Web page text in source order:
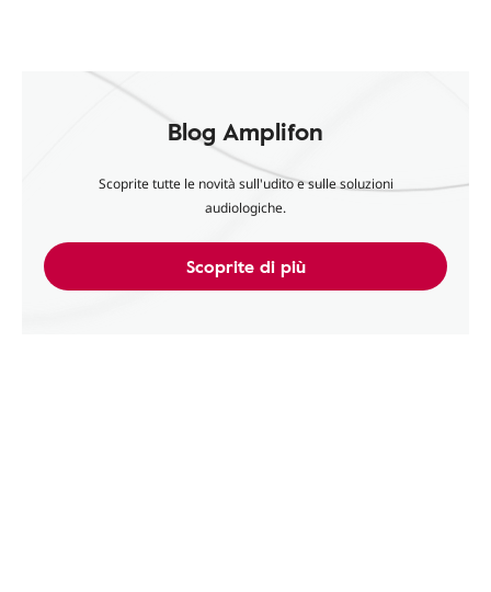
Blog Amplifon
Scoprite tutte le novità sull'udito e sulle soluzioni
audiologiche.
Scoprite di più